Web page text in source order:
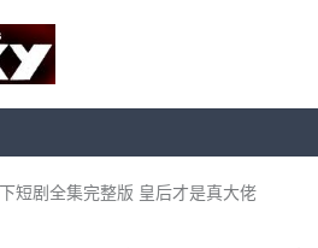
短剧全集完整版 皇后才是真大佬